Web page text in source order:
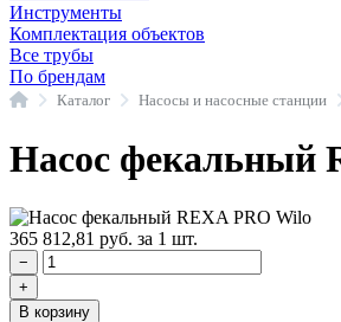
Инструменты
Комплектация объектов
Все трубы
По брендам
ГлавнаяКаталог Насосы и насосные станции
Насос фекальный
365 812,81 руб. за 1 шт.
−
+
В корзину